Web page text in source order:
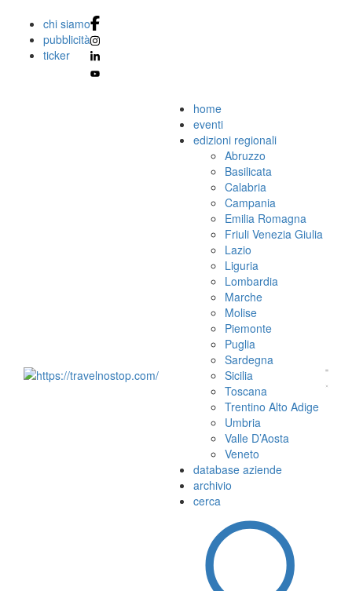
chi siamo
pubblicità
ticker
home
eventi
edizioni regionali
Abruzzo
Basilicata
Calabria
Campania
Emilia Romagna
Friuli Venezia Giulia
Lazio
Liguria
Lombardia
Marche
Molise
Piemonte
Puglia
Sardegna
Sicilia
Toscana
Trentino Alto Adige
Umbria
Valle D’Aosta
Veneto
database aziende
archivio
cerca